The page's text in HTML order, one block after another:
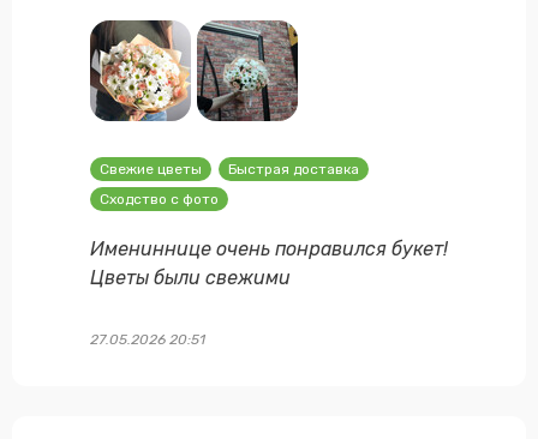
Свежие цветы
Быстрая доставка
Сходство с фото
Имениннице очень понравился букет!
Цветы были свежими
27.05.2026 20:51